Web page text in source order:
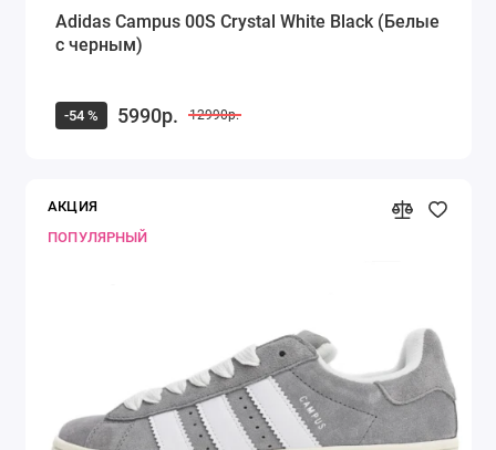
Adidas Campus 00S Crystal White Black (Белые
с черным)
-54 % 5990р. 12990р.
АКЦИЯ
ПОПУЛЯРНЫЙ